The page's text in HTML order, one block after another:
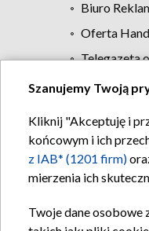
Biuro
Oferta
Telegazeta
Szanujemy Twoją
Kliknij "Akceptuję i
końcowym i ich
z IAB* (1201 firm)
mierzenia ich
Twoje dane osobowe